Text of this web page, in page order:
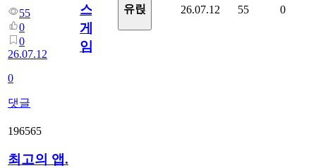
55
0
0
26.07.12
0
댓글
스
게
임?
유릱 26.07.12 55 0
196565
최고의 앱.